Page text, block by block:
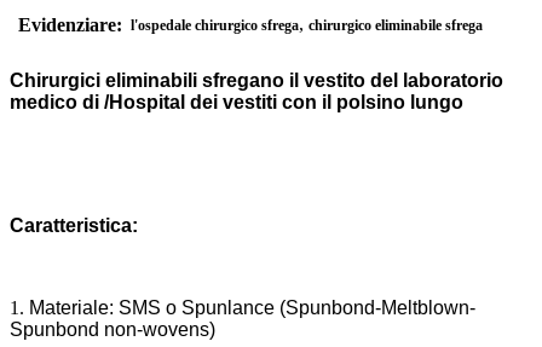
Evidenziare: l'ospedale chirurgico sfrega, chirurgico eliminabile sfrega
Chirurgici eliminabili sfregano il vestito del laboratorio
medico di /Hospital dei vestiti con il polsino lungo
Caratteristica:
1. Materiale: SMS o Spunlance (Spunbond-Meltblown-
Spunbond non-wovens)